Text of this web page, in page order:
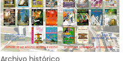
Archivo histórico